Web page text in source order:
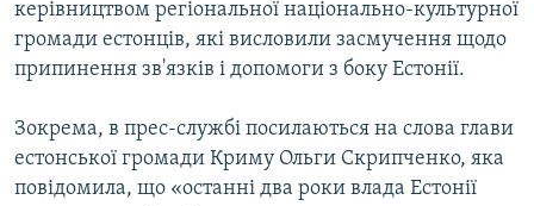
Усі сайти RFE/RL
керівництвом регіональної національно-культурної
громади естонців, які висловили засмучення щодо
припинення зв'язків і допомоги з боку Естонії.
Зокрема, в прес-службі посилаються на слова глави
естонської громади Криму Ольги Скрипченко, яка
повідомила, що «останні два роки влада Естонії